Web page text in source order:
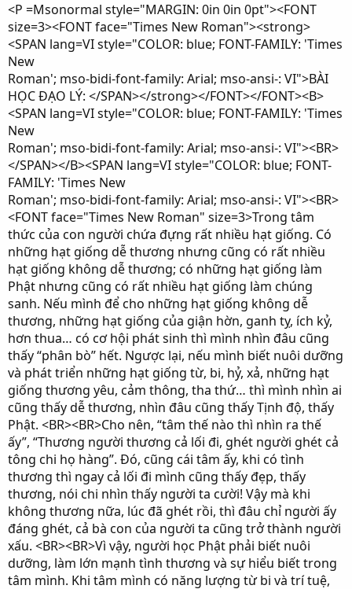
<P =Msonormal style="MARGIN: 0in 0in 0pt"><FONT
size=3><FONT face="Times New Roman"><strong>
<SPAN lang=VI style="COLOR: blue; FONT-FAMILY: 'Times
New
Roman'; mso-bidi-font-family: Arial; mso-ansi-: VI">BÀI
HỌC ĐẠO LÝ: </SPAN></strong></FONT></FONT><B>
<SPAN lang=VI style="COLOR: blue; FONT-FAMILY: 'Times
New
Roman'; mso-bidi-font-family: Arial; mso-ansi-: VI"><BR>
</SPAN></B><SPAN lang=VI style="COLOR: blue; FONT-
FAMILY: 'Times New
Roman'; mso-bidi-font-family: Arial; mso-ansi-: VI"><BR>
<FONT face="Times New Roman" size=3>Trong tâm
thức của con người chứa đựng rất nhiều hạt giống. Có
những hạt giống dễ thương nhưng cũng có rất nhiều
hạt giống không dễ thương; có những hạt giống làm
Phật nhưng cũng có rất nhiều hạt giống làm chúng
sanh. Nếu mình để cho những hạt giống không dễ
thương, những hạt giống của giận hờn, ganh tỵ, ích kỷ,
hơn thua… có cơ hội phát sinh thì mình nhìn đâu cũng
thấy “phân bò” hết. Ngược lại, nếu mình biết nuôi dưỡng
và phát triển những hạt giống từ, bi, hỷ, xả, những hạt
giống thương yêu, cảm thông, tha thứ… thì mình nhìn ai
cũng thấy dễ thương, nhìn đâu cũng thấy Tịnh độ, thấy
Phật. <BR><BR>Cho nên, “tâm thế nào thì nhìn ra thế
ấy”, “Thương người thương cả lối đi, ghét người ghét cả
tông chi họ hàng”. Đó, cũng cái tâm ấy, khi có tình
thương thì ngay cả lối đi mình cũng thấy đẹp, thấy
thương, nói chi nhìn thấy người ta cười! Vậy mà khi
không thương nữa, lúc đã ghét rồi, thì đâu chỉ người ấy
đáng ghét, cả bà con của người ta cũng trở thành người
xấu. <BR><BR>Vì vậy, người học Phật phải biết nuôi
dưỡng, làm lớn mạnh tình thương và sự hiểu biết trong
tâm mình. Khi tâm mình có năng lượng từ bi và trí tuệ,